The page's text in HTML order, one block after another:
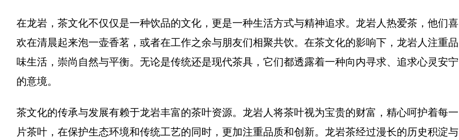
在龙岩，茶文化不仅仅是一种饮品的文化，更是一种生活方式与精神追求。龙岩人热爱茶，他们喜
欢在清晨起来泡一壶香茗，或者在工作之余与朋友们相聚共饮。在茶文化的影响下，龙岩人注重品
味生活，崇尚自然与平衡。无论是传统还是现代茶具，它们都透露着一种向内寻求、追求心灵安宁
的意境。
茶文化的传承与发展有赖于龙岩丰富的茶叶资源。龙岩人将茶叶视为宝贵的财富，精心呵护着每一
片茶叶，在保护生态环境和传统工艺的同时，更加注重品质和创新。龙岩茶经过漫长的历史积淀与